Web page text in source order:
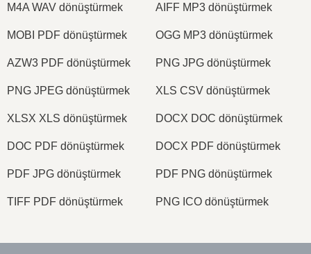
M4A WAV dönüştürmek AIFF MP3 dönüştürmek
MOBI PDF dönüştürmek OGG MP3 dönüştürmek
AZW3 PDF dönüştürmek PNG JPG dönüştürmek
PNG JPEG dönüştürmek XLS CSV dönüştürmek
XLSX XLS dönüştürmek DOCX DOC dönüştürmek
DOC PDF dönüştürmek DOCX PDF dönüştürmek
PDF JPG dönüştürmek PDF PNG dönüştürmek
TIFF PDF dönüştürmek PNG ICO dönüştürmek